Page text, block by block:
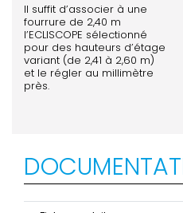
Il suffit d’associer à une
fourrure de 2,40 m
l’ECLISCOPE sélectionné
pour des hauteurs d’étage
variant (de 2,41 à 2,60 m)
et le régler au millimètre
près.